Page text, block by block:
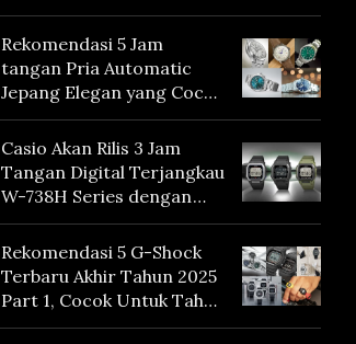
Rekomendasi 5 Jam
tangan Pria Automatic
Jepang Elegan yang Cocok
Dikoleksi di 2026
Casio Akan Rilis 3 Jam
Tangan Digital Terjangkau
W-738H Series dengan
Masa Baterai 10 Tahun
dan Fitur Vibration
Rekomendasi 5 G-Shock
Terbaru Akhir Tahun 2025
Part 1, Cocok Untuk Tahun
Baru!